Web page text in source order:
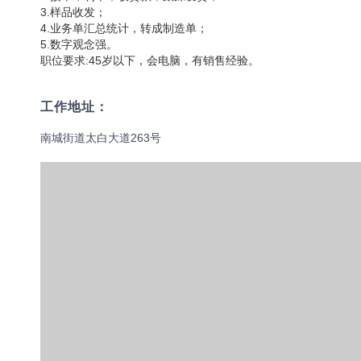
3.样品收发；
4.业务单汇总统计，转成制造单；
5.数字观念强。
职位要求:45岁以下，会电脑，有销售经验。
工作地址：
南城街道太白大道263号